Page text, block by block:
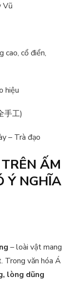
Vũ
cao, cổ điển,
hiệu
手工)
– Trà đạo
ẤM
Ý NGHĨA
– loài vật mang
Trong văn hóa Á
lòng dũng